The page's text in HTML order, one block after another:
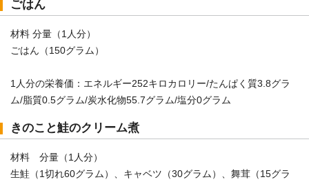
ごはん
材料 分量（1人分）
ごはん（150グラム）
1人分の栄養価：エネルギー252キロカロリー/たんぱく質3.8グラ
ム/脂質0.5グラム/炭水化物55.7グラム/塩分0グラム
きのこと鮭のクリーム煮
材料 分量（1人分）
生鮭（1切れ60グラム）、キャベツ（30グラム）、舞茸（15グラ